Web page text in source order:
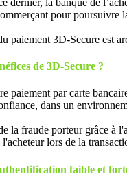
dernier, la banque de
pour poursuivre
paiement 3D-Secure est
de 3D-Secure ?
paiement par carte
dans un
la fraude porteur grâce à
lors de la
faible et